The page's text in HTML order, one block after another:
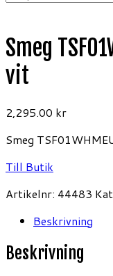
Smeg
vit
2,295.00 kr
Smeg
Till Butik
Artikelnr: 44483
Beskrivning
Beskrivning